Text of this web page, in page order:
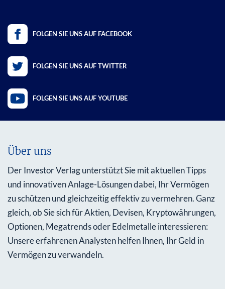
FOLGEN SIE UNS AUF FACEBOOK
FOLGEN SIE UNS AUF TWITTER
FOLGEN SIE UNS AUF YOUTUBE
Über uns
Der Investor Verlag unterstützt Sie mit aktuellen Tipps
und innovativen Anlage-Lösungen dabei, Ihr Vermögen
zu schützen und gleichzeitig effektiv zu vermehren. Ganz
gleich, ob Sie sich für Aktien, Devisen, Kryptowährungen,
Optionen, Megatrends oder Edelmetalle interessieren:
Unsere erfahrenen Analysten helfen Ihnen, Ihr Geld in
Vermögen zu verwandeln.